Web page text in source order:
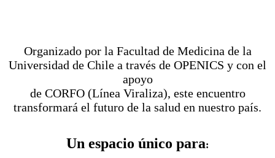
Organizado por la Facultad de Medicina de la
Universidad de Chile a través de OPENICS y con el
apoyo
de CORFO (Línea Viraliza), este encuentro
transformará el futuro de la salud en nuestro país.
Un espacio único para: